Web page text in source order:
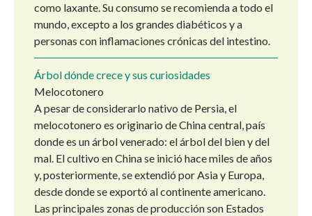
como laxante. Su consumo se recomienda a todo el
mundo, excepto a los grandes diabéticos y a
personas con inflamaciones crónicas del intestino.
Árbol dónde crece y sus curiosidades
Melocotonero
A pesar de considerarlo nativo de Persia, el
melocotonero es originario de China central, país
donde es un árbol venerado: el árbol del bien y del
mal. El cultivo en China se inició hace miles de años
y, posteriormente, se extendió por Asia y Europa,
desde donde se exportó al continente americano.
Las principales zonas de producción son Estados